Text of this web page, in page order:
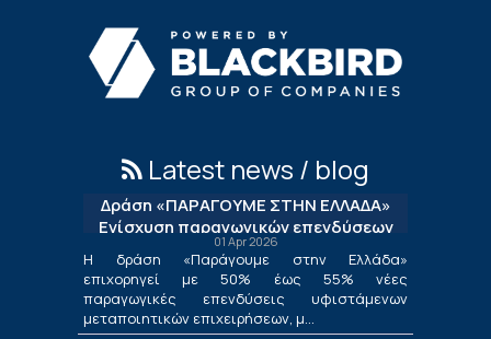
Latest news / blog
Δράση «ΠΑΡΑΓΟΥΜΕ ΣΤΗΝ ΕΛΛΑΔΑ»
Ενίσχυση παραγωγικών επενδύσεων
μεταποίησης
01 Apr 2026
Η δράση «Παράγουμε στην Ελλάδα»
επιχορηγεί με 50% έως 55% νέες
παραγωγικές επενδύσεις υφιστάμενων
μεταποιητικών επιχειρήσεων, μ...